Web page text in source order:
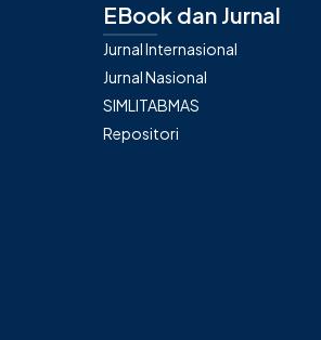
EBook dan Jurnal
Jurnal Internasional
Jurnal Nasional
SIMLITABMAS
Repositori